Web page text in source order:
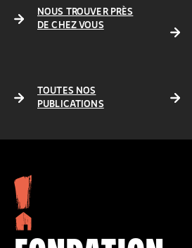
NOUS TROUVER PRÈS
DE CHEZ VOUS
TOUTES NOS
PUBLICATIONS